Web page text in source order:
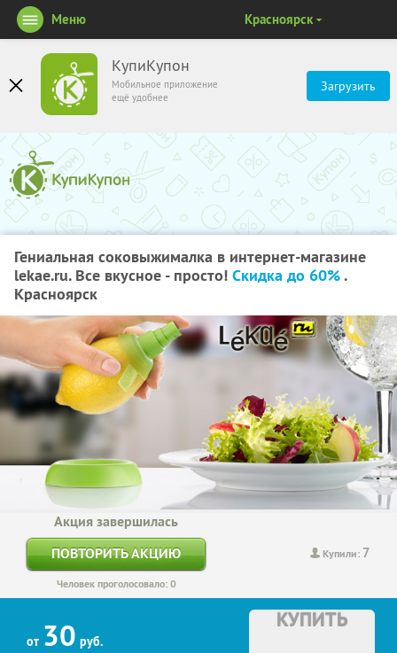
КупиКупон
Мобильное приложение
ещё удобнее
Загрузить
Меню Красноярск
Гениальная соковыжималка в интернет-магазине
lekae.ru. Все вкусное - просто! Скидка до 60%.
Красноярск
Купили: 7
Акция завершилась
ПОВТОРИТЬ АКЦИЮ
Человек проголосовало: 0
от 30 руб.
КУПИТЬ